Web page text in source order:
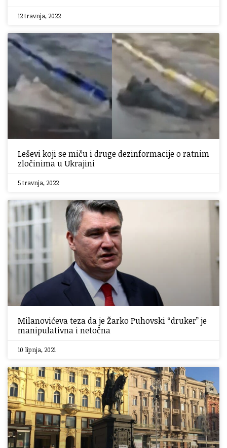
12 travnja, 2022
Leševi koji se miču i druge dezinformacije o ratnim
zločinima u Ukrajini
5 travnja, 2022
Milanovićeva teza da je Žarko Puhovski “druker” je
manipulativna i netočna
10 lipnja, 2021